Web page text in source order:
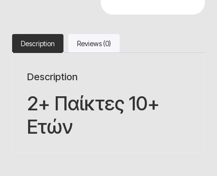
Description Reviews (0)
Description
2+ Παίκτες 10+
Ετών